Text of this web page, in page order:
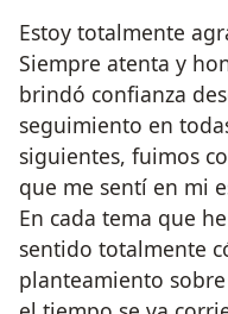
Estoy totalmente
Siempre atenta y
brindó confianza
seguimiento en
siguientes, fuimos
que me sentí en mi
En cada tema que
sentido totalmente
planteamiento